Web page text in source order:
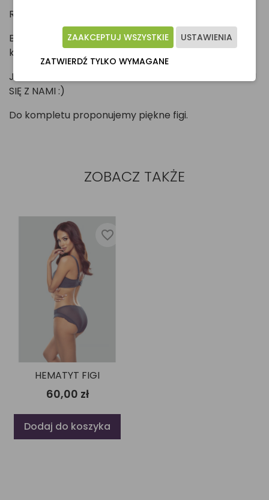
Ramiączka i haftka w kolorze szarym.
Biustonosz ozdobiony ręcznie zrobioną kokardką w
kolorze szarym.
JEŚLI NIE WIDZISZ SWOJEGO ROZMIARU SKONTAKTUJ
SIĘ Z NAMI :)
Do kompletu proponujemy piękne figi.
ZOBACZ TAKŻE
favorite_border
HEMATYT FIGI
60,00 zł
Dodaj do koszyka
USTAWIENIA
ZAAKCEPTUJ WSZYSTKIE
ZATWIERDŹ TYLKO WYMAGANE